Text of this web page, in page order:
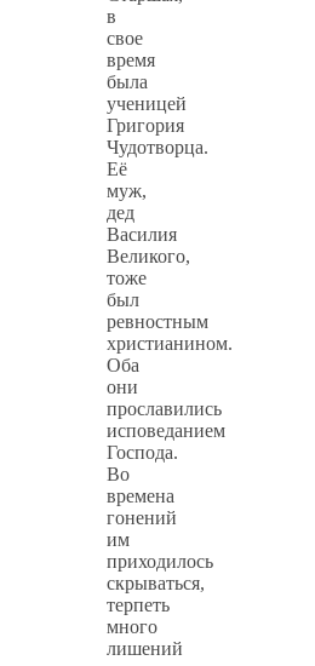
в
свое
время
была
ученицей
Григория
Чудотворца.
Её
муж,
дед
Василия
Великого,
тоже
был
ревностным
христианином.
Оба
они
прославились
исповеданием
Господа.
Во
времена
гонений
им
приходилось
скрываться,
терпеть
много
лишений